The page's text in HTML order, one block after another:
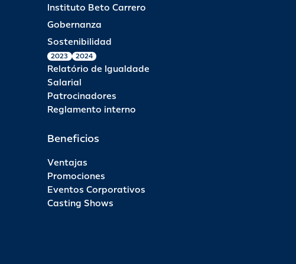
Instituto Beto Carrero
Gobernanza
Sostenibilidad
2023 2024
Relatório de Igualdade
Salarial
Patrocinadores
Reglamento interno
Beneficios
Ventajas
Promociones
Eventos Corporativos
Casting Shows